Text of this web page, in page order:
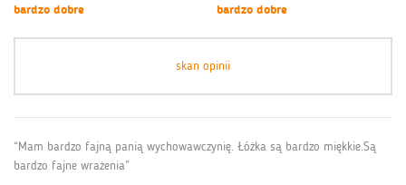
bardzo dobre
bardzo dobre
skan opinii
“Mam bardzo fajną panią wychowawczynię. Łóżka są bardzo miękkie.Są
bardzo fajne wrażenia”